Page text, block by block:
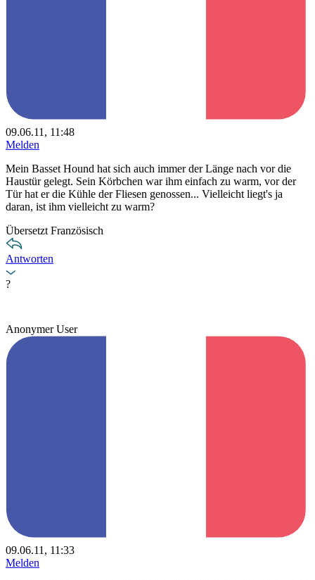
09.06.11, 11:48
Melden
Mein Basset Hound hat sich auch immer der Länge nach vor die
Haustür gelegt. Sein Körbchen war ihm einfach zu warm, vor der
Tür hat er die Kühle der Fliesen genossen... Vielleicht liegt's ja
daran, ist ihm vielleicht zu warm?
Übersetzt Französisch
Antworten
?
Anonymer User
09.06.11, 11:33
Melden